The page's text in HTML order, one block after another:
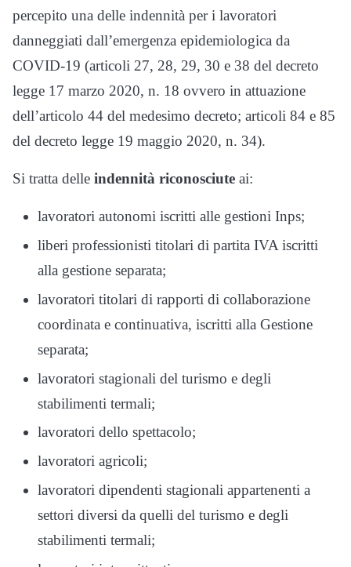
percepito una delle indennità per i lavoratori
danneggiati dall’emergenza epidemiologica da
COVID-19 (articoli 27, 28, 29, 30 e 38 del decreto
legge 17 marzo 2020, n. 18 ovvero in attuazione
dell’articolo 44 del medesimo decreto; articoli 84 e 85
del decreto legge 19 maggio 2020, n. 34).
Si tratta delle indennità riconosciute ai:
lavoratori autonomi iscritti alle gestioni Inps;
liberi professionisti titolari di partita IVA iscritti
alla gestione separata;
lavoratori titolari di rapporti di collaborazione
coordinata e continuativa, iscritti alla Gestione
separata;
lavoratori stagionali del turismo e degli
stabilimenti termali;
lavoratori dello spettacolo;
lavoratori agricoli;
lavoratori dipendenti stagionali appartenenti a
settori diversi da quelli del turismo e degli
stabilimenti termali;